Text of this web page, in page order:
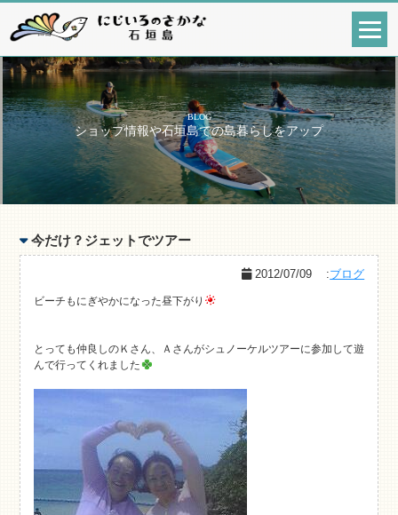
BLOG
ショップ情報や石垣島での島暮らしをアップ
今だけ？ジェットでツアー
2012/07/09 :ブログ
ビーチもにぎやかになった昼下がり
とっても仲良しのＫさん、Ａさんがシュノーケルツアーに参加して遊
んで行ってくれました